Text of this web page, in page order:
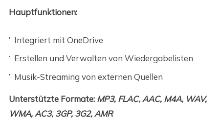
Hauptfunktionen:
Integriert mit OneDrive
Erstellen und Verwalten von Wiedergabelisten
Musik-Streaming von externen Quellen
Unterstützte Formate: MP3, FLAC, AAC, M4A, WAV,
WMA, AC3, 3GP, 3G2, AMR